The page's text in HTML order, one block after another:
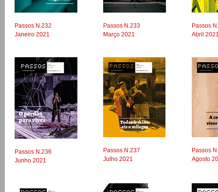
Passos N.232
Janeiro 2021
Passos N.233
Março 2021
Passos
Abril
Passos N.236
Junho 2021
Passos N.237
Julho 2021
Passos
Agosto